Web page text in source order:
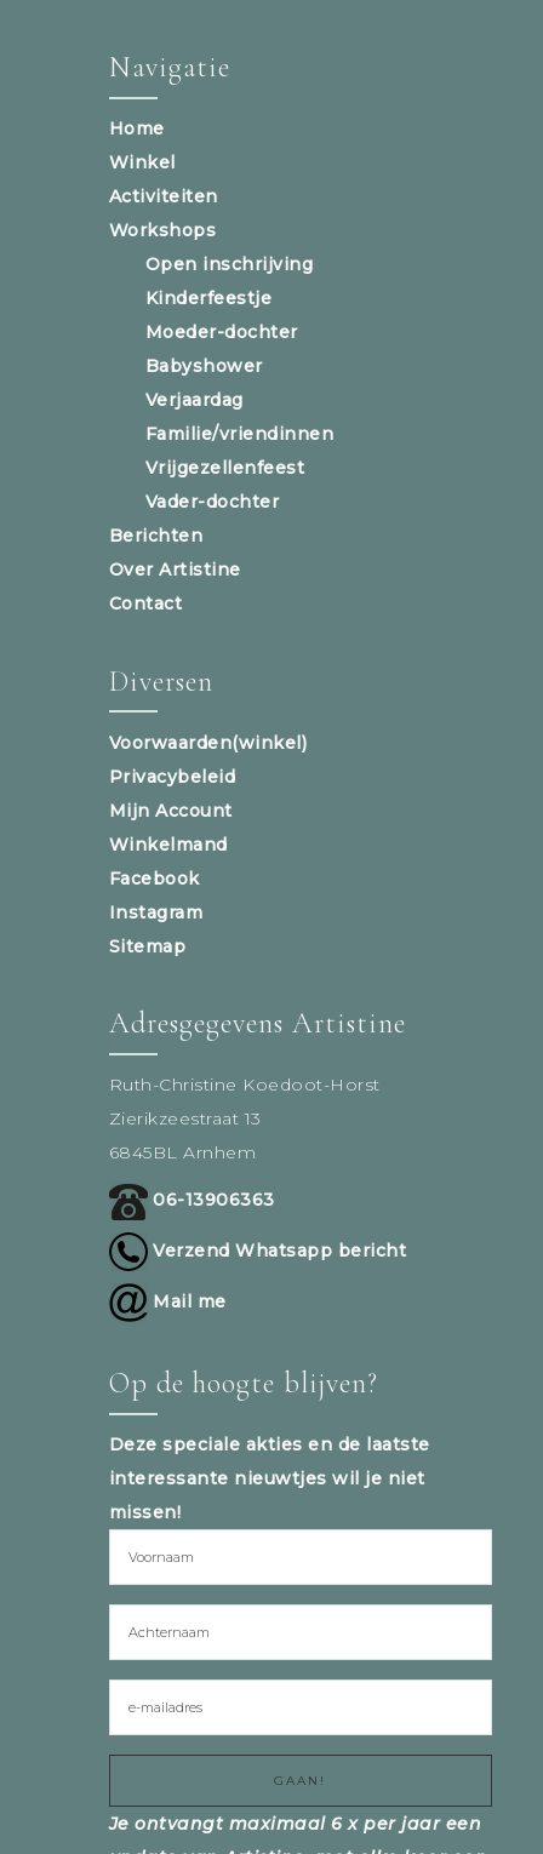
Navigatie
Home
Winkel
Activiteiten
Workshops
Open inschrijving
Kinderfeestje
Moeder-dochter
Babyshower
Verjaardag
Familie/vriendinnen
Vrijgezellenfeest
Vader-dochter
Berichten
Over Artistine
Contact
Diversen
Voorwaarden(winkel)
Privacybeleid
Mijn Account
Winkelmand
Facebook
Instagram
Sitemap
Adresgegevens Artistine
Ruth-Christine Koedoot-Horst
Zierikzeestraat 13
6845BL Arnhem
06-13906363
Verzend Whatsapp bericht
Mail me
Op de hoogte blijven?
Deze speciale akties en de laatste
interessante nieuwtjes wil je niet
missen!
Je ontvangt maximaal 6 x per jaar een